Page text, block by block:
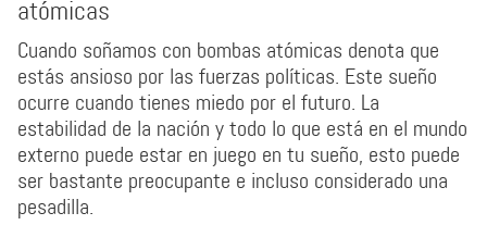
atómicas
Cuando soñamos con bombas atómicas denota que
estás ansioso por las fuerzas políticas. Este sueño
ocurre cuando tienes miedo por el futuro. La
estabilidad de la nación y todo lo que está en el mundo
externo puede estar en juego en tu sueño, esto puede
ser bastante preocupante e incluso considerado una
pesadilla.